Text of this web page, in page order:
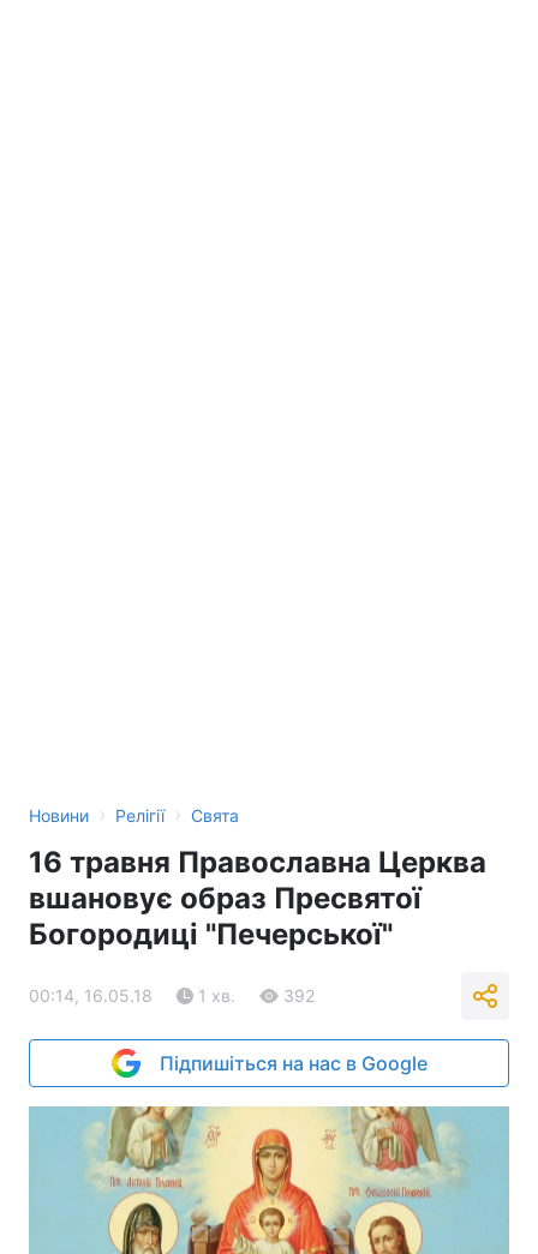
Новини › Релігії › Свята
16 травня Православна Церква
вшановує образ Пресвятої
Богородиці "Печерської"
00:14, 16.05.18 1 хв. 392
Підпишіться на нас в Google